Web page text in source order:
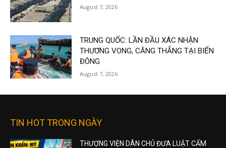
August 7, 2026
TRUNG QUỐC: LẦN ĐẦU XÁC NHẬN
THƯƠNG VONG, CĂNG THẲNG TẠI BIỂN
ĐÔNG
August 7, 2026
TIN HOT TRONG NGÀY
THƯỢNG VIỆN DÂN CHỦ ĐƯA LUẬT CẤM